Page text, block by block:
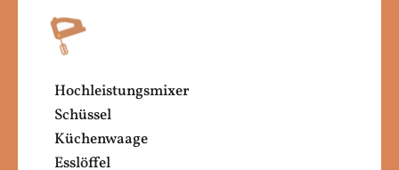
Hochleistungsmixer
Schüssel
Küchenwaage
Esslöffel